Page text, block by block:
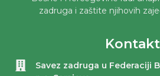
zadruga i zaštite njihovih
Kontakt
Savez zadruga u Federaciji